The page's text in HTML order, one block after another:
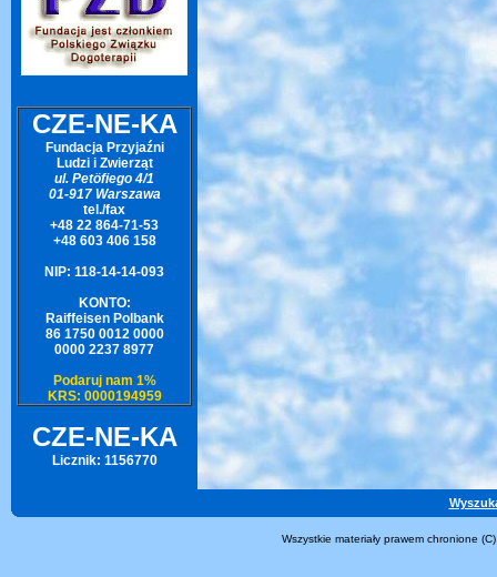
CZE-NE-KA
Fundacja Przyjaźni
Ludzi i Zwierząt
ul. Petöfiego 4/1
01-917 Warszawa
tel./fax
+48 22 864-71-53
+48 603 406 158
NIP: 118-14-14-093
KONTO:
Raiffeisen Polbank
86 1750 0012 0000
0000 2237 8977
Podaruj nam 1%
KRS: 0000194959
CZE-NE-KA
Licznik: 1156770
Wszystkie materiały prawem chronione